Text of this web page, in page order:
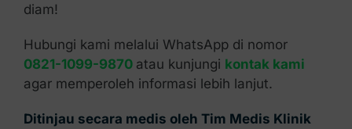
diam!
Hubungi kami melalui WhatsApp di nomor
0821-1099-9870 atau kunjungi kontak kami
agar memperoleh informasi lebih lanjut.
Ditinjau secara medis oleh Tim Medis Klinik